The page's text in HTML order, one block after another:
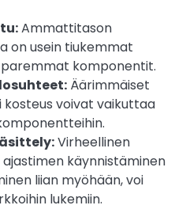
Ammattitason
on usein tiukemmat
komponentit.
Äärimmäiset
voivat vaikuttaa
Virheellinen
käynnistäminen
liian myöhään, voi
lukemiin.